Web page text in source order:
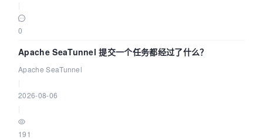
0
Apache SeaTunnel 提交一个任务都经过了什么？
Apache SeaTunnel
2026-08-06
191